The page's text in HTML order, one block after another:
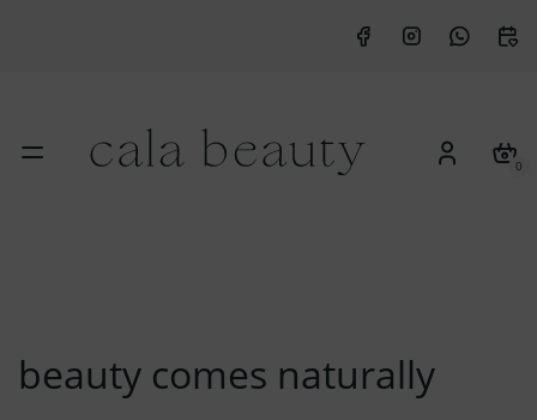
0
beauty comes naturally